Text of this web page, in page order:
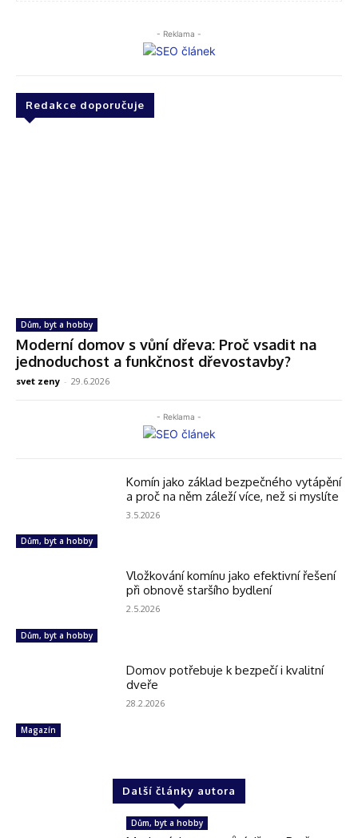
- Reklama -
Redakce doporučuje
Dům, byt a hobby
Moderní domov s vůní dřeva: Proč vsadit na
jednoduchost a funkčnost dřevostavby?
svet zeny - 29.6.2026
- Reklama -
Dům, byt a hobby
Komín jako základ bezpečného vytápění
a proč na něm záleží více, než si myslíte
3.5.2026
Dům, byt a hobby
Vložkování komínu jako efektivní řešení
při obnově staršího bydlení
2.5.2026
Magazín
Domov potřebuje k bezpečí i kvalitní
dveře
28.2.2026
Další články autora
Dům, byt a hobby